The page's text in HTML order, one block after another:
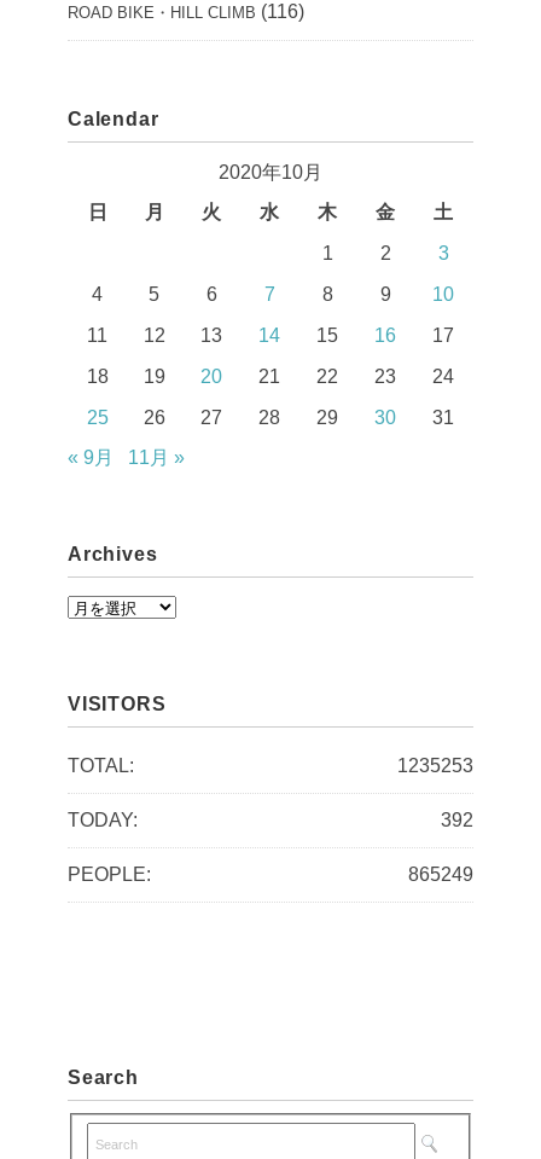
ROAD BIKE・HILL CLIMB (116)
Calendar
2020年10月
日
月 火 水 木 金
土
1
2
3
4
5 6 7 8 9
10
11
12 13 14 15 16
17
18
19 20 21 22 23
24
25
26 27 28 29 30
31
« 9月
11月 »
Archives
A
h
e
VISITORS
1235253
TOTAL:
392
TODAY:
865249
PEOPLE:
Search